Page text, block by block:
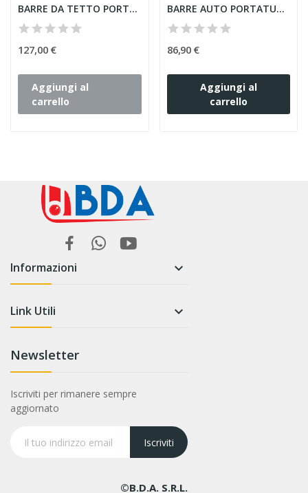
BARRE DA TETTO PORTATUTTO PER VOLKSWAGEN T-ROC...
127,00 €
Aggiungi al
carrello
BARRE AUTO PORTATUTTO MENABO TIGER PER ESEMKA...
86,90 €
Aggiungi al
carrello
Informazioni 
Link Utili 
Newsletter
Iscriviti per rimanere sempre
aggiornato
Iscriviti
©B.D.A. S.r.l.